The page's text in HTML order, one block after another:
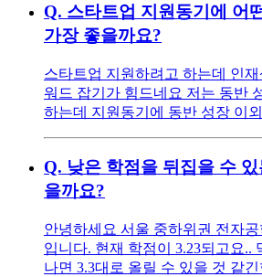
Q. 스타트업 지원동기에 어
가장 좋을까요?
스타트업 지원하려고 하는데 인재
워드 잡기가 힘드네요 저는 동반
하는데 지원동기에 동반 성장 이
Q. 낮은 학점을 뒤집을 수
을까요?
안녕하세요 서울 중하위권 전자
입니다. 현재 학점이 3.23되고요..
나면 3.3대로 올릴 수 있을 것 같